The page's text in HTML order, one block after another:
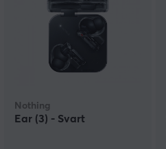
Nothing
Ear (3) - Svart